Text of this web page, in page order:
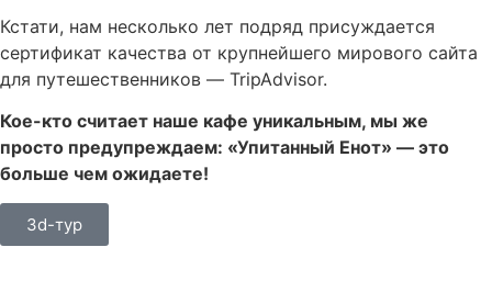
Кстати, нам несколько лет подряд присуждается
сертификат качества от крупнейшего мирового сайта
для путешественников — TripAdvisor.
Кое-кто считает наше кафе уникальным, мы же
просто предупреждаем: «Упитанный Енот» — это
больше чем ожидаете!
3d-тур